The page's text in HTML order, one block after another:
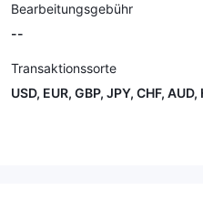
Bearbeitungsgebühr
--
Transaktionssorte
USD, EUR, GBP, JPY, CHF,